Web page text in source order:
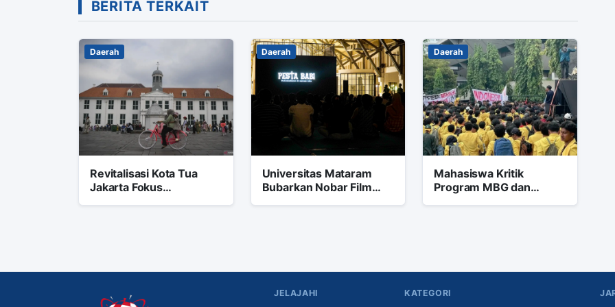
BERITA TERKAIT
Daerah
Revitalisasi Kota Tua
Jakarta Fokus
Daerah
Universitas Mataram
Bubarkan Nobar Film
Daerah
Mahasiswa Kritik
Program MBG dan
JELAJAHI KATEGORI